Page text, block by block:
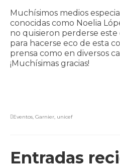
Muchísimos medios
conocidas como Noelia
no quisieron perderse este
para hacerse eco de esta
prensa como en diversos
¡Muchísimas gracias!
Eventos, Garnier, unicef
Entradas